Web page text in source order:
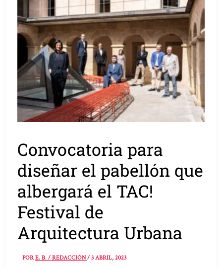
Convocatoria para
diseñar el pabellón que
albergará el TAC!
Festival de
Arquitectura Urbana
PORE. B. / REDACCIÓN/3 ABRIL, 2023